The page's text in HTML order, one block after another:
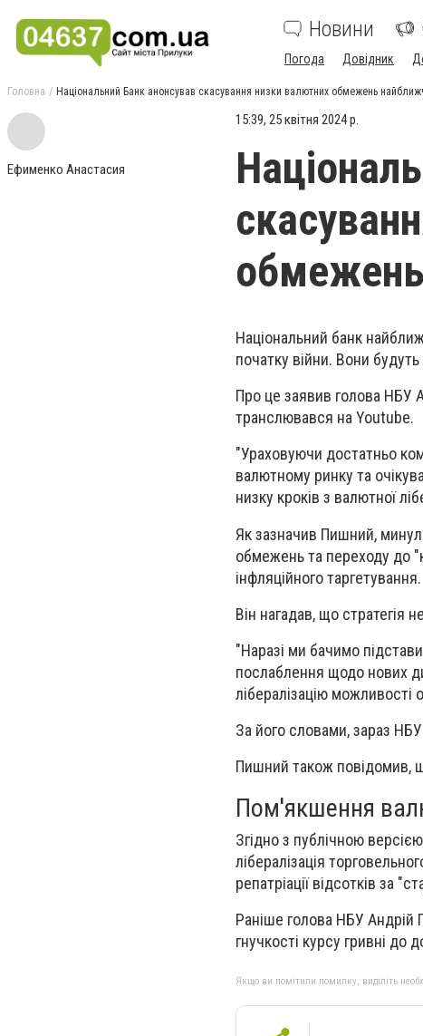
Новини
Погода Довідник
Головна Національний Банк анонсував скасування низки валютних обмежень
Ефименко Анастасия
15:39, 25 квітня 2024 р.
Національний банк
початку війни. Вони
Про це заявив голова НБУ
транслювався на Youtube.
"Ураховуючи достатньо
валютному ринку та
низку кроків з валютної
Як зазначив Пишний,
обмежень та переходу до
інфляційного таргетування.
Він нагадав, що стратегія
"Наразі ми бачимо
послаблення щодо нових
лібералізацію можливості
За його словами, зараз НБУ
Пишний також повідомив,
Пом'якшення
Згідно з публічною
лібералізація
репатріації відсотків за
Раніше голова НБУ Андрій
гнучкості курсу гривні
Якщо ви помітили помилку, виділіть